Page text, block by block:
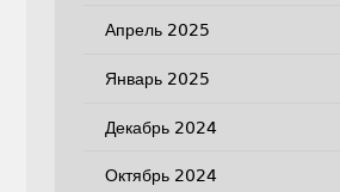
Апрель 2025
Январь 2025
Декабрь 2024
Октябрь 2024